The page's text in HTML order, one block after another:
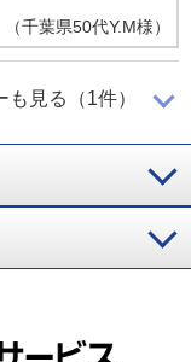
（千葉県50代Y.M様）
！
含みます。
見る（1件）